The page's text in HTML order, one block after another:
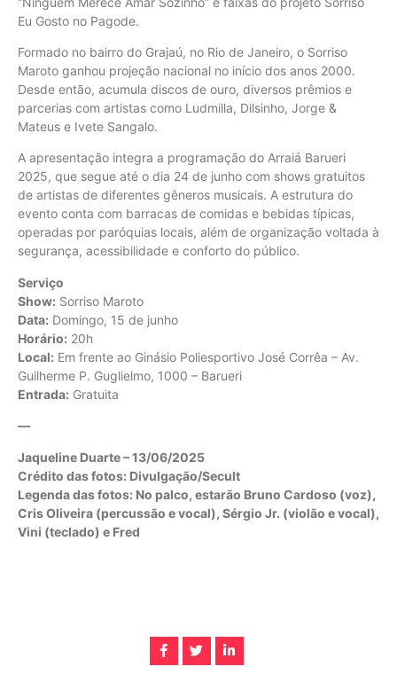
Eu Gosto no Pagode.
Formado no bairro do Grajaú, no Rio de Janeiro, o Sorriso
Maroto ganhou projeção nacional no início dos anos 2000.
Desde então, acumula discos de ouro, diversos prêmios e
parcerias com artistas como Ludmilla, Dilsinho, Jorge &
Mateus e Ivete Sangalo.
A apresentação integra a programação do Arraiá Barueri
2025, que segue até o dia 24 de junho com shows gratuitos
de artistas de diferentes gêneros musicais. A estrutura do
evento conta com barracas de comidas e bebidas típicas,
operadas por paróquias locais, além de organização voltada à
segurança, acessibilidade e conforto do público.
Serviço
Show: Sorriso Maroto
Data: Domingo, 15 de junho
Horário: 20h
Local: Em frente ao Ginásio Poliesportivo José Corrêa – Av.
Guilherme P. Guglielmo, 1000 – Barueri
Entrada: Gratuita
—
Jaqueline Duarte – 13/06/2025
Crédito das fotos: Divulgação/Secult
Legenda das fotos: No palco, estarão Bruno Cardoso (voz),
Cris Oliveira (percussão e vocal), Sérgio Jr. (violão e vocal),
Vini (teclado) e Fred